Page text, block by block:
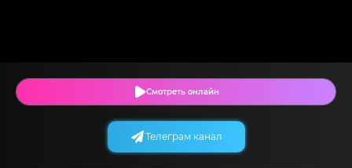
Смотреть онлайн
Телеграм канал